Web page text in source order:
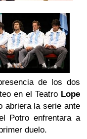
de los dos
en el Teatro Lope
abriera la serie ante
Potro enfrentara a
duelo.